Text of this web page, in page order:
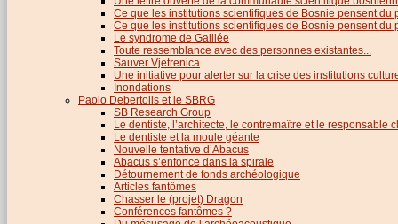
Ce que les institutions scientifiques de Bosnie pensent du
Ce que les institutions scientifiques de Bosnie pensent du
Le syndrome de Galilée
Toute ressemblance avec des personnes existantes...
Sauver Vjetrenica
Une initiative pour alerter sur la crise des institutions
Inondations
Paolo Debertolis et le SBRG
SB Research Group
Le dentiste, l’architecte, le contremaître et le responsable
Le dentiste et la moule géante
Nouvelle tentative d’Abacus
Abacus s’enfonce dans la spirale
Détournement de fonds archéologique
Articles fantômes
Chasser le (projet) Dragon
Conférences fantômes ?